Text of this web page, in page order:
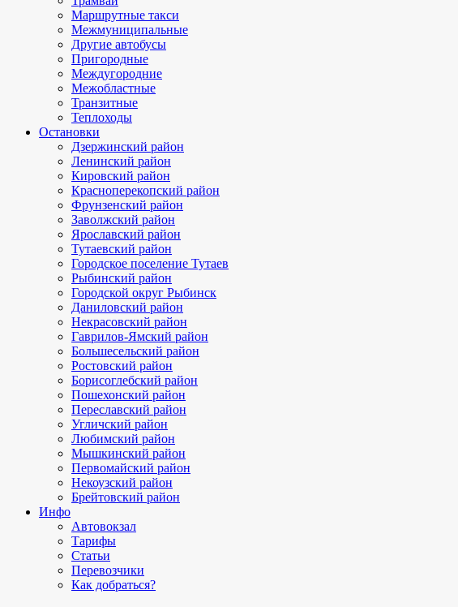
Маршрутные такси
Межмуниципальные
Другие автобусы
Пригородные
Междугородние
Межобластные
Транзитные
Теплоходы
Остановки
Дзержинский район
Ленинский район
Кировский район
Красноперекопский район
Фрунзенский район
Заволжский район
Ярославский район
Тутаевский район
Городское поселение Тутаев
Рыбинский район
Городской округ Рыбинск
Даниловский район
Некрасовский район
Гаврилов-Ямский район
Большесельский район
Ростовский район
Борисоглебский район
Пошехонский район
Переславский район
Угличский район
Любимский район
Мышкинский район
Первомайский район
Некоузский район
Брейтовский район
Инфо
Автовокзал
Тарифы
Статьи
Перевозчики
Как добраться?